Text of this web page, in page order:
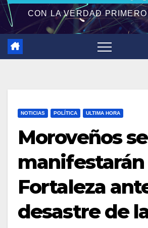
CON LA VERDAD
NOTICIAS POLÍTICA ULTIMA HORA
Moroveños se
manifestarán
Fortaleza
desastre de